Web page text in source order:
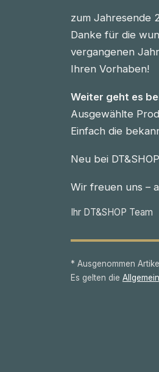
zum Jahresende
Danke für die
vergangenen
Ihren Vorhaben!
Weiter geht es
Ausgewählte
Einfach die
Neu bei
Wir freuen uns –
Ihr DT&SHOP Team
* Ausgenommen
Es gelten die